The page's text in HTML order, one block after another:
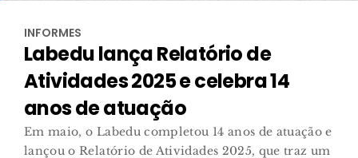
INFORMES
Labedu lança Relatório de
Atividades 2025 e celebra 14
anos de atuação
Em maio, o Labedu completou 14 anos de atuação e
lançou o Relatório de Atividades 2025, que traz um